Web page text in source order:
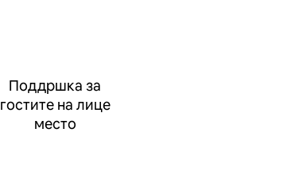
Поддршка за
гостите на лице
место